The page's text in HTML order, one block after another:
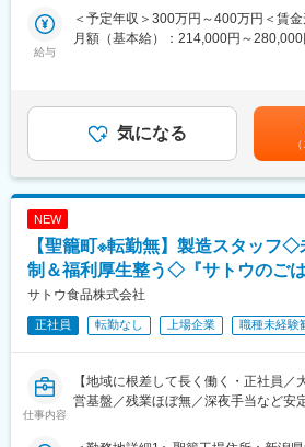
変更の範囲：会社の定める業務
・9時：社内ミーティング（営業部門
・10時：顧客訪問・新規アポイント訪
・12時30分～13時30分：休憩
メールチェック、見積作成、売
作成
・17時30分：退勤
かり学び、2か月目からは先輩社員に
験します。6ヵ月目以降は、一人で営
きます。この期間についても個々人に
ていきます。担当エリアや担当するお
相談しながら決めていくので安心です
■仕事内容：
・顧客ニーズのヒアリング
給与
＜予定年収＞300万円～400万円＜賃
月額（基本給）：214,000円～
通勤手当 上限15,000円昇給：給与改
社業績及び本人評価により決定賃金は
り、選考を通じて上下する可能性が
当を含めた表記です。
気になる
NEW
【聖籠町※転勤無】製造スタッフ
制＆福利厚生整う◇『サトウのご
サトウ食品株式会社
正社員 転勤なし 上場企業 職種未経験
仕事内容
【地域に根差して長く働く・正社員
営基盤／残業ほぼ無／深夜手当など安